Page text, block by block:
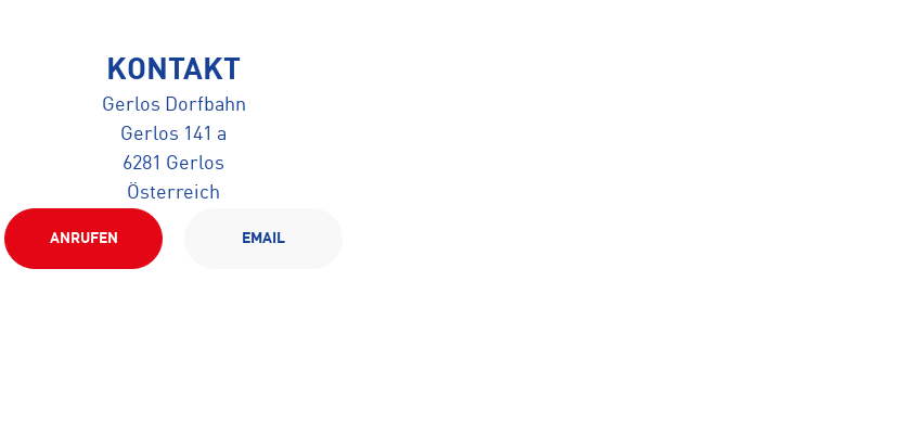
KONTAKT
Gerlos Dorfbahn
Gerlos 141 a
6281 Gerlos
Österreich
ANRUFEN EMAIL